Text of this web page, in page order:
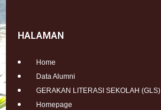
HALAMAN
Home
Data Alumni
GERAKAN LITERASI SEKOLAH (GLS)
Homepage